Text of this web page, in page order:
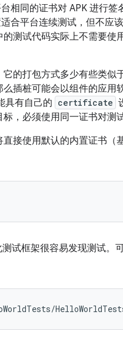
相同的证书对 APK 进行
合平台连续测试，但不应该
测试代码实际上不需要使
的打包方式多少有些类似
插桩可能会以组件的应用
具有自己的 certificate
，必须使用同一证书对测
接使用默认的内置证书（
试框架很容易发现测试。